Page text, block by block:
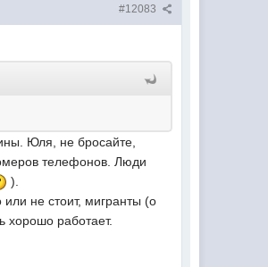
#12083
Юля, не бросайте,
телефонов. Люди
).
не стоит, мигранты (о
хорошо работает.